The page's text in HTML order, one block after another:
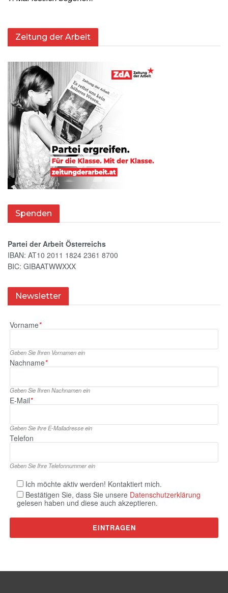
Zeitung der Arbeit
Spenden
Partei der Arbeit Österreichs
IBAN: AT10 2011 1824 2361 8700
BIC: GIBAATWWXXX
Newsletter
Vorname*
Geben Sie Ihren Vornamen ein
Nachname*
Geben Sie Ihren Nachnamen ein
E‑Mail*
Geben Sie ihre E‑Mailadresse ein
Telefon
Geben Sie Ihre Telefonnummer ein
Ich möchte aktiv werden! Kontaktiert mich.
Bestätigen Sie, dass Sie unsere Datenschutzerklärung
gelesen haben und diese auch akzeptieren.